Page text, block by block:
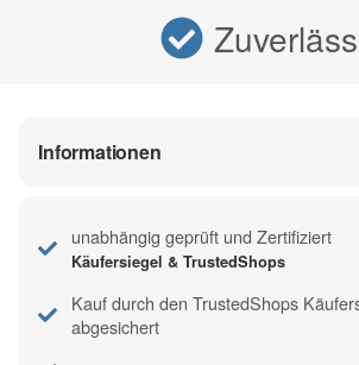
Informationen
unabhängig geprüft und Zertifiziert
Käufersiegel & TrustedShops
Kauf durch den TrustedShops
abgesichert